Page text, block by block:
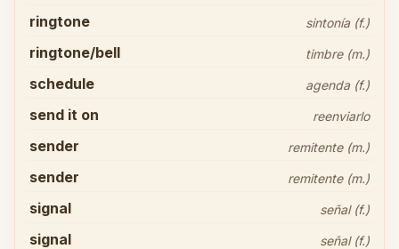
ringtone sintonía (f.)
ringtone/bell timbre (m.)
schedule agenda (f.)
send it on reenviarlo
sender remitente (m.)
sender remitente (m.)
signal señal (f.)
signal señal (f.)